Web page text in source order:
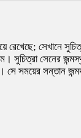
রেখেছে; সেখানে
সেনের
সময়ের সন্তান